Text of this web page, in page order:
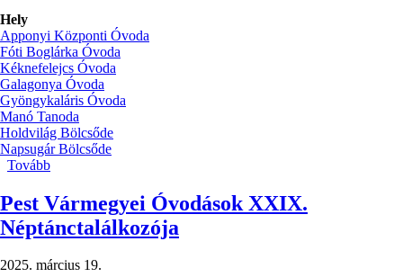
Hely
Apponyi Központi Óvoda
Fóti Boglárka Óvoda
Kéknefelejcs Óvoda
Galagonya Óvoda
Gyöngykaláris Óvoda
Manó Tanoda
Holdvilág Bölcsőde
Napsugár Bölcsőde
Tovább
2025/2026-
os
nevelési
Pest Vármegyei Óvodások XXIX.
Néptánctalálkozója
2025. március 19.